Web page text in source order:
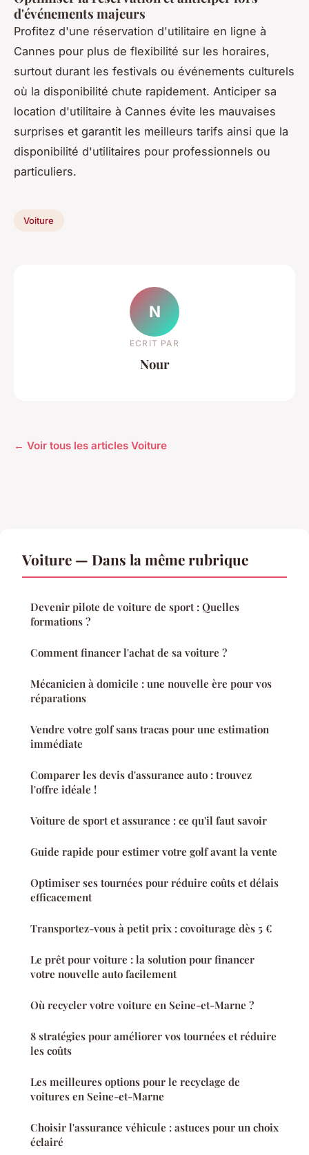
d'événements majeurs
Profitez d'une réservation d'utilitaire en ligne à
Cannes pour plus de flexibilité sur les horaires,
surtout durant les festivals ou événements culturels
où la disponibilité chute rapidement. Anticiper sa
location d'utilitaire à Cannes évite les mauvaises
surprises et garantit les meilleurs tarifs ainsi que la
disponibilité d'utilitaires pour professionnels ou
particuliers.
Voiture
N
ECRIT PAR
Nour
← Voir tous les articles Voiture
Voiture — Dans la même rubrique
Devenir pilote de voiture de sport : Quelles
formations ?
Comment financer l'achat de sa voiture ?
Mécanicien à domicile : une nouvelle ère pour vos
réparations
Vendre votre golf sans tracas pour une estimation
immédiate
Comparer les devis d'assurance auto : trouvez
l'offre idéale !
Voiture de sport et assurance : ce qu'il faut savoir
Guide rapide pour estimer votre golf avant la vente
Optimiser ses tournées pour réduire coûts et délais
efficacement
Transportez-vous à petit prix : covoiturage dès 5 €
Le prêt pour voiture : la solution pour financer
votre nouvelle auto facilement
Où recycler votre voiture en Seine-et-Marne ?
8 stratégies pour améliorer vos tournées et réduire
les coûts
Les meilleures options pour le recyclage de
voitures en Seine-et-Marne
Choisir l'assurance véhicule : astuces pour un choix
éclairé